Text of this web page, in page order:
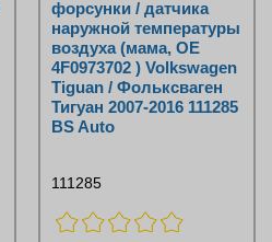
форсунки / датчика
наружной температуры
воздуха (мама, OE
4F0973702 ) Volkswagen
Tiguan / Фольксваген
Тигуан 2007-2016 111285
BS Auto
111285